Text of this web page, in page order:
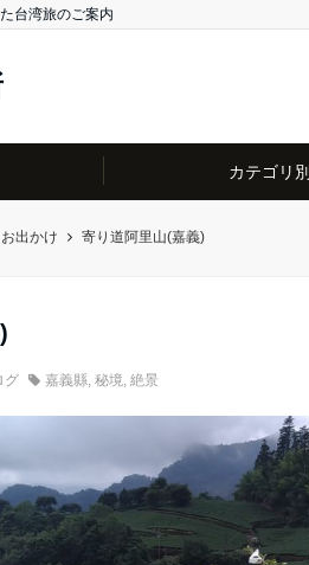
台湾旅のご案内
カテゴリ別
お出かけ 寄り道阿里山(嘉義)
グ 嘉義縣, 秘境, 絶景